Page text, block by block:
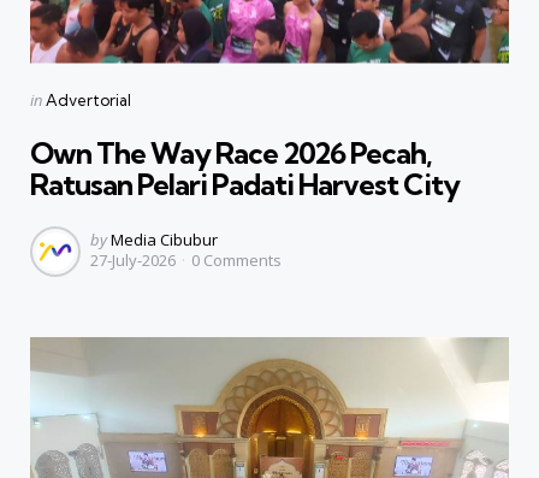
Categories
Posted
inAdvertorial
Own The Way Race 2026 Pecah,
Ratusan Pelari Padati Harvest City
Posted
by
byMedia Cibubur
27-July-2026
0 Comments